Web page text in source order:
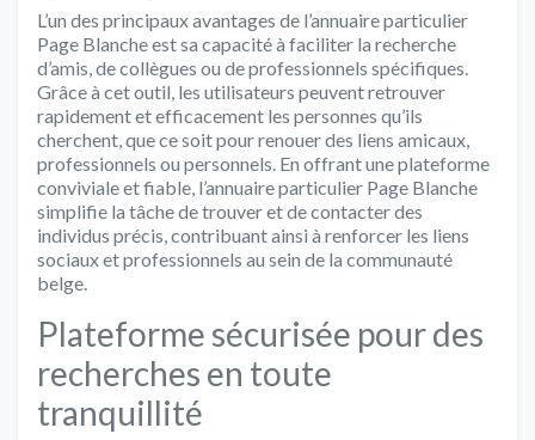
L’un des principaux avantages de l’annuaire particulier
Page Blanche est sa capacité à faciliter la recherche
d’amis, de collègues ou de professionnels spécifiques.
Grâce à cet outil, les utilisateurs peuvent retrouver
rapidement et efficacement les personnes qu’ils
cherchent, que ce soit pour renouer des liens amicaux,
professionnels ou personnels. En offrant une plateforme
conviviale et fiable, l’annuaire particulier Page Blanche
simplifie la tâche de trouver et de contacter des
individus précis, contribuant ainsi à renforcer les liens
sociaux et professionnels au sein de la communauté
belge.
Plateforme sécurisée pour des
recherches en toute
tranquillité